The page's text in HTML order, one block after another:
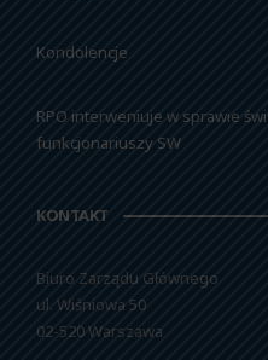
Kondolencje
RPO interweniuje w sprawie
funkcjonariuszy SW
KONTAKT
Biuro Zarządu Głównego
ul. Wiśniowa 50
02-520 Warszawa